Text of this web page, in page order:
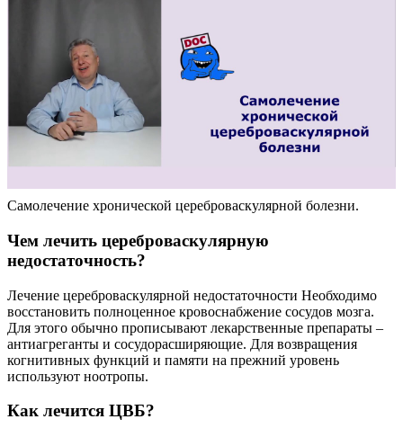
Самолечение хронической цереброваскулярной болезни.
Чем лечить цереброваскулярную
недостаточность?
Лечение цереброваскулярной недостаточности Необходимо
восстановить полноценное кровоснабжение сосудов мозга.
Для этого обычно прописывают лекарственные препараты –
антиагреганты и сосудорасширяющие. Для возвращения
когнитивных функций и памяти на прежний уровень
используют ноотропы.
Как лечится ЦВБ?